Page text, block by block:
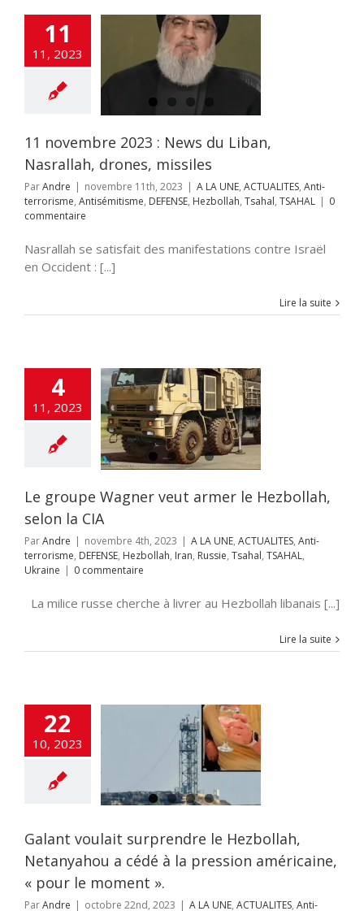
11
11, 2023
2023 :
du Liban,
drones,
ACTUALITES
Tsahal TSAHAL
11 novembre 2023 : News du Liban,
Nasrallah, drones, missiles
ParAndre | novembre 11th, 2023 | A LA UNE, ACTUALITES, Anti-
terrorisme, Antisémitisme, DEFENSE, Hezbollah, Tsahal, TSAHAL | 0
commentaire
Nasrallah se satisfait des manifestations contre Israël
en Occident : [...]
Lire la suite
4
11, 2023
Wagner
armer le
selon la CIA
ACTUALITES
DEFENSE
Le groupe Wagner veut armer le Hezbollah,
selon la CIA
ParAndre | novembre 4th, 2023 | A LA UNE, ACTUALITES, Anti-
terrorisme, DEFENSE, Hezbollah, Iran, Russie, Tsahal, TSAHAL,
Ukraine | 0 commentaire
La milice russe cherche à livrer au Hezbollah libanais [...]
Lire la suite
22
10, 2023
voulait
le
a cédé à la
moment ».
Tsahal
Galant voulait surprendre le Hezbollah,
Netanyahou a cédé à la pression américaine,
« pour le moment ».
ParAndre | octobre 22nd, 2023 | A LA UNE, ACTUALITES, Anti-